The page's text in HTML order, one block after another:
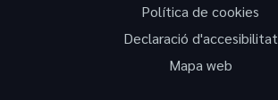
Política de cookies
Declaració d'accesibilitat
Mapa web